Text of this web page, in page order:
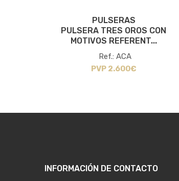
PULSERAS
PULSERA TRES OROS CON
MOTIVOS REFERENT...
Ref.: ACA
PVP 2.600€
INFORMACIÓN DE CONTACTO